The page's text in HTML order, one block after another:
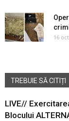
16
TREBUIE SĂ CITIȚI
LIVE//
Blocului